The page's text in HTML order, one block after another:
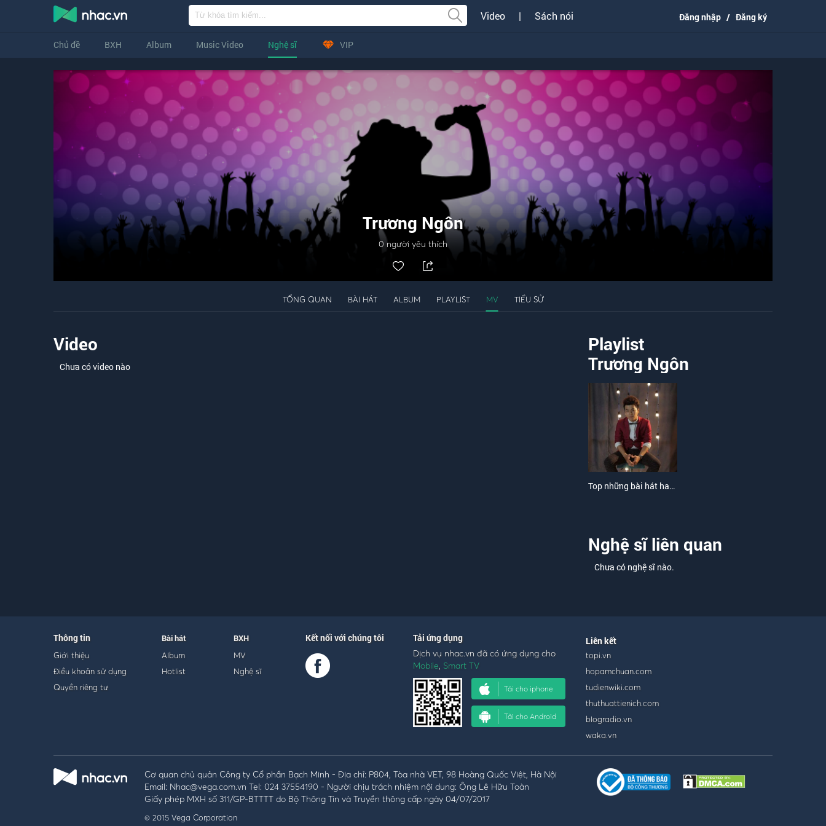
Video | Sách nói Đăng nhập / Đăng ký
Chủ đề BXH Album Music Video Nghệ sĩ VIP
Trương Ngôn
0 người yêu thích
TỔNG QUAN BÀI HÁT ALBUM PLAYLIST MV TIỂU SỬ
Video
Chưa có video nào
Playlist
Trương Ngôn
Top những bài hát hay nhất của Trương Ngôn
Nghệ sĩ liên quan
Chưa có nghệ sĩ nào.
Thông tin
Giới thiệu
Điều khoản sử dụng
Quyền riêng tư
Bài hát
Album
Hotlist
BXH
MV
Nghệ sĩ
Kết nối với chúng tôi Tải ứng dụng
Dịch vụ nhac.vn đã có ứng dụng cho
Mobile, Smart TV
Tải cho iphone
Tải cho Android
Liên kết
topi.vn
hopamchuan.com
tudienwiki.com
thuthuattienich.com
blogradio.vn
waka.vn
Cơ quan chủ quản Công ty Cổ phần Bạch Minh - Địa chỉ: P804, Tòa nhà VET, 98 Hoàng Quốc Việt, Hà Nội
Email: Nhac@vega.com.vn Tel: 024 37554190 - Người chịu trách nhiệm nội dung: Ông Lê Hữu Toàn
Giấy phép MXH số 311/GP-BTTTT do Bộ Thông Tin và Truyền thông cấp ngày 04/07/2017
© 2015 Vega Corporation